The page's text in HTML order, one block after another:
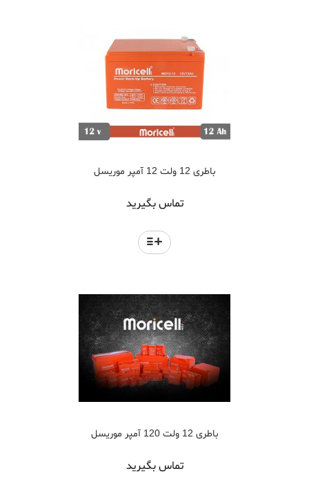
باطری 12 ولت 12 آمپر موریسل
تماس بگیرید
باطری 12 ولت 120 آمپر موریسل
تماس بگیرید